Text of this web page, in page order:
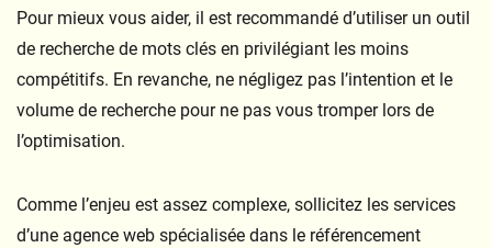
Pour mieux vous aider, il est recommandé d’utiliser un outil
de recherche de mots clés en privilégiant les moins
compétitifs. En revanche, ne négligez pas l’intention et le
volume de recherche pour ne pas vous tromper lors de
l’optimisation.
Comme l’enjeu est assez complexe, sollicitez les services
d’une agence web spécialisée dans le référencement